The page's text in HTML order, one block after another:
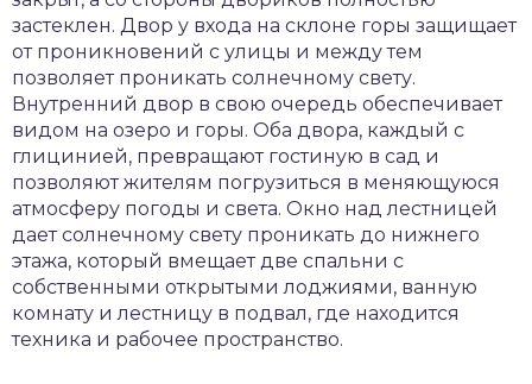
застеклен. Двор у входа на склоне горы защищает
от проникновений с улицы и между тем
позволяет проникать солнечному свету.
Внутренний двор в свою очередь обеспечивает
видом на озеро и горы. Оба двора, каждый с
глицинией, превращают гостиную в сад и
позволяют жителям погрузиться в меняющуюся
атмосферу погоды и света. Окно над лестницей
дает солнечному свету проникать до нижнего
этажа, который вмещает две спальни с
собственными открытыми лоджиями, ванную
комнату и лестницу в подвал, где находится
техника и рабочее пространство.